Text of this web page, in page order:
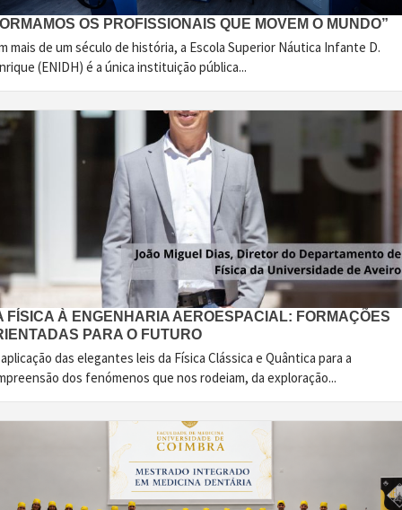
OS PROFISSIONAIS QUE MOVEM O MUNDO”
mais de um século de história, a Escola Superior Náutica Infante D.
(ENIDH) é a única instituição pública...
FÍSICA À ENGENHARIA AEROESPACIAL: FORMAÇÕES
PARA O FUTURO
das elegantes leis da Física Clássica e Quântica para a
dos fenómenos que nos rodeiam, da exploração...